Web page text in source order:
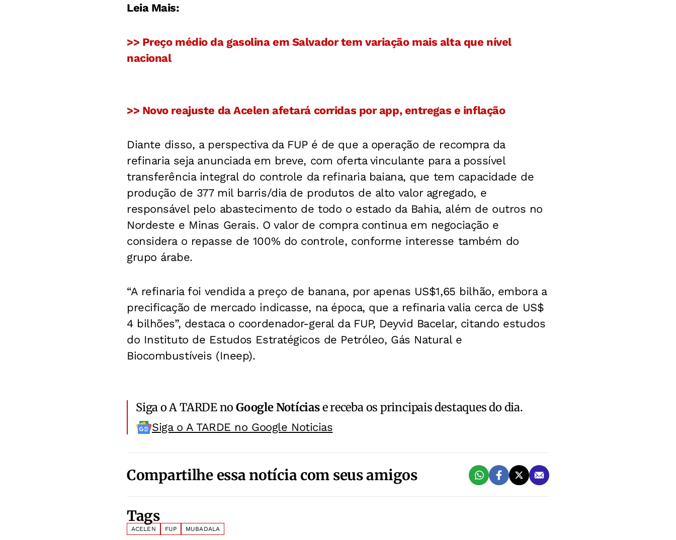
Leia Mais:
>> Preço médio da gasolina em Salvador tem variação mais alta que nível
nacional
>> Novo reajuste da Acelen afetará corridas por app, entregas e inflação
Diante disso, a perspectiva da FUP é de que a operação de recompra da
refinaria seja anunciada em breve, com oferta vinculante para a possível
transferência integral do controle da refinaria baiana, que tem capacidade de
produção de 377 mil barris/dia de produtos de alto valor agregado, e
responsável pelo abastecimento de todo o estado da Bahia, além de outros no
Nordeste e Minas Gerais. O valor de compra continua em negociação e
considera o repasse de 100% do controle, conforme interesse também do
grupo árabe.
“A refinaria foi vendida a preço de banana, por apenas US$1,65 bilhão, embora a
precificação de mercado indicasse, na época, que a refinaria valia cerca de US$
4 bilhões”, destaca o coordenador-geral da FUP, Deyvid Bacelar, citando estudos
do Instituto de Estudos Estratégicos de Petróleo, Gás Natural e
Biocombustíveis (Ineep).
Siga o A TARDE noGoogle Notíciase receba os principais destaques do dia.
Siga o A TARDE no Google Noticias
Compartilhe essa notícia com seus amigos
Tags
ACELEN FUP MUBADALA